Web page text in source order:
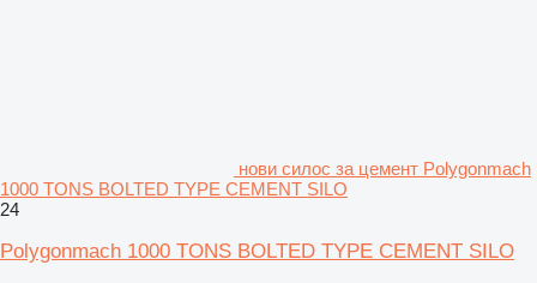
нови силос за цемент Polygonmach
1000 TONS BOLTED TYPE CEMENT SILO
24
Polygonmach 1000 TONS BOLTED TYPE CEMENT SILO